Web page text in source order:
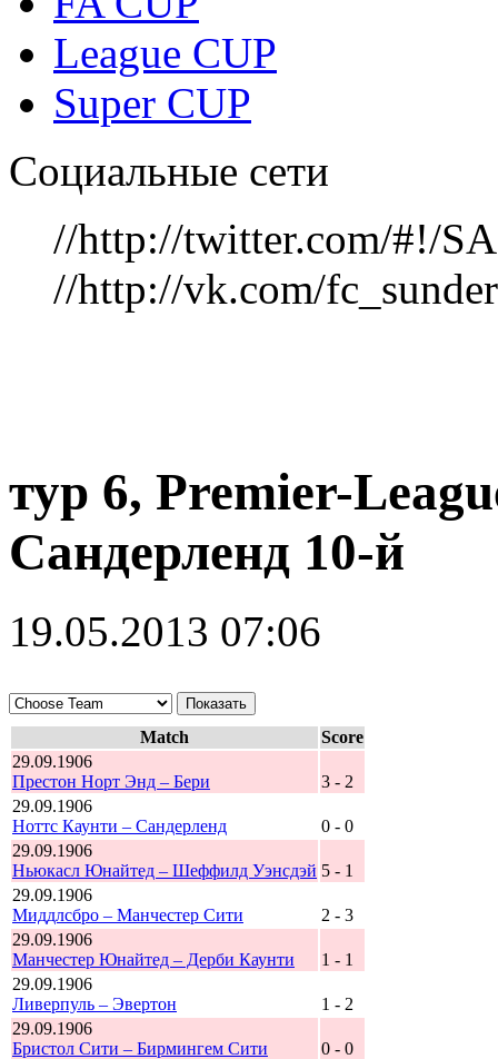
League CUP
Super CUP
Социальные сети
//http://twitter.com/#!/
//http://vk.com/
тур 6, Рremier-
Сандерленд 10-й
19.05.2013 07:06
Match
Score
29.09.1906
Престон Норт Энд – Бери
3 - 2
29.09.1906
Ноттс Каунти – Сандерленд
0 - 0
29.09.1906
Ньюкасл Юнайтед – Шеффилд Уэнсдэй 5 - 1
29.09.1906
Миддлсбро – Манчестер Сити
2 - 3
29.09.1906
Манчестер Юнайтед – Дерби Каунти
1 - 1
29.09.1906
Ливерпуль – Эвертон
1 - 2
29.09.1906
Бристол Сити – Бирмингем Сити
0 - 0